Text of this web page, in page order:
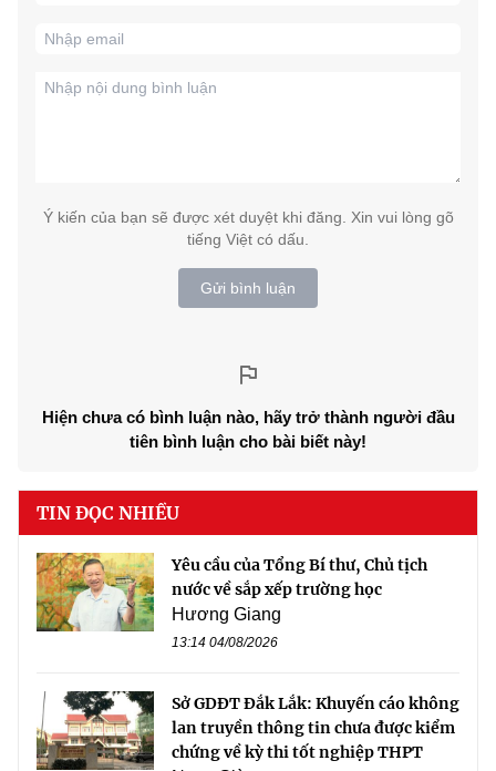
Ý kiến của bạn sẽ được xét duyệt khi đăng. Xin vui lòng gõ
tiếng Việt có dấu.
Gửi bình luận
Hiện chưa có bình luận nào, hãy trở thành người đầu
tiên bình luận cho bài biết này!
TIN ĐỌC NHIỀU
Yêu cầu của Tổng Bí thư, Chủ tịch
nước về sắp xếp trường học
Hương Giang
13:14 04/08/2026
Sở GDĐT Đắk Lắk: Khuyến cáo không
lan truyền thông tin chưa được kiểm
chứng về kỳ thi tốt nghiệp THPT